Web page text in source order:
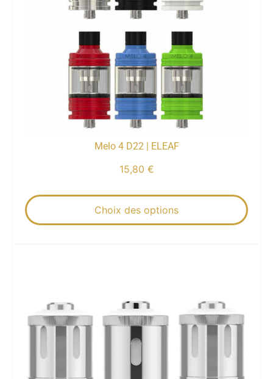
Melo 4 D22 | ELEAF
15,80 €
Choix des options